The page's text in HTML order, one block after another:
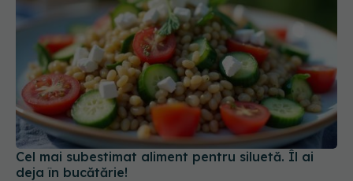
Cel mai subestimat aliment pentru siluetă. Îl ai
deja în bucătărie!